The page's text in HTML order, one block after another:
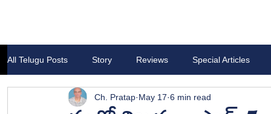
All Telugu Posts Story Reviews Special Articles
Ch. Pratap May 17 6 min read